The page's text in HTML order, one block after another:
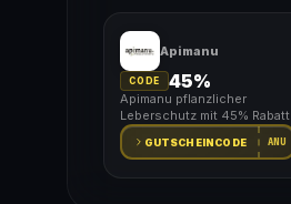
Apimanu
CODE 45%
Apimanu pflanzlicher
Leberschutz mit 45% Rabatt
GUTSCHEINCODE ANU